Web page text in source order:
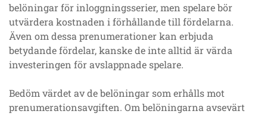
belöningar för inloggningsserier, men spelare bör
utvärdera kostnaden i förhållande till fördelarna.
Även om dessa prenumerationer kan erbjuda
betydande fördelar, kanske de inte alltid är värda
investeringen för avslappnade spelare.
Bedöm värdet av de belöningar som erhålls mot
prenumerationsavgiften. Om belöningarna avsevärt